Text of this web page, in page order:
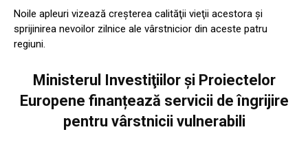
Noile apleuri vizează creşterea calităţii vieţii acestora și
sprijinirea nevoilor zilnice ale vârstnicior din aceste patru
regiuni.
Ministerul Investiţiilor şi Proiectelor
Europene finanțează servicii de îngrijire
pentru vârstnicii vulnerabili